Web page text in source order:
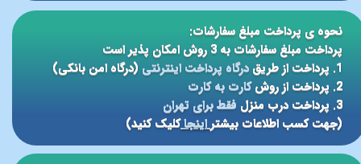
نحوه ی پرداخت مبلغ سفارشات:
پرداخت مبلغ سفارشات به 3 روش امکان پذیر است
1. پرداخت از طریق
درگاه پرداخت اینترنتی(درگاه امن بانکی)
2. پرداخت از روش
کارت به کارت
3. پرداخت درب منزل
فقط برای تهران
(جهت کسب اطلاعات بیشتر اینجاکلیک کنید)